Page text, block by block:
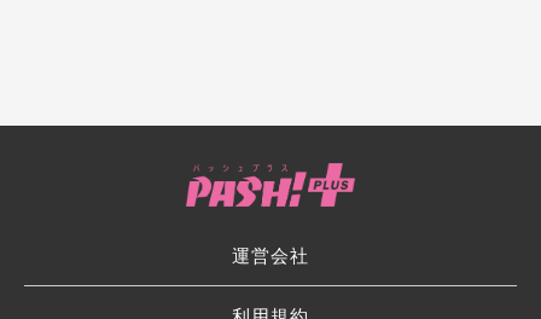
運営会社